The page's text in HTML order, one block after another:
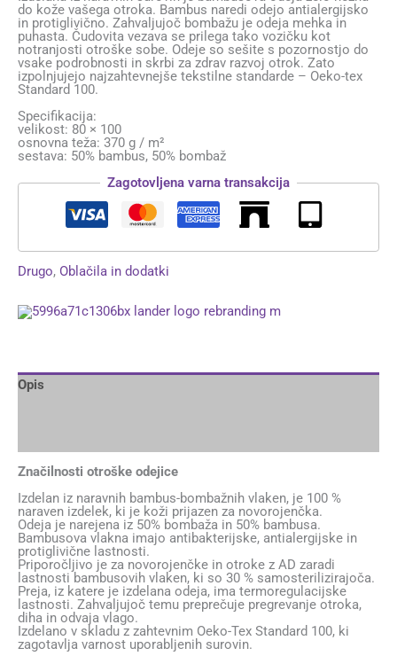
do kože vašega otroka. Bambus naredi odejo antialergijsko
in protiglivično. Zahvaljujoč bombažu je odeja mehka in
puhasta. Čudovita vezava se prilega tako vozičku kot
notranjosti otroške sobe. Odeje so sešite s pozornostjo do
vsake podrobnosti in skrbi za zdrav razvoj otrok. Zato
izpolnjujejo najzahtevnejše tekstilne standarde – Oeko-tex
Standard 100.
Specifikacija:
velikost: 80 × 100
osnovna teža: 370 g / m²
sestava: 50% bambus, 50% bombaž
Zagotovljena varna transakcija
Drugo, Oblačila in dodatki
Opis
Značilnosti otroške odejice
Izdelan iz naravnih bambus-bombažnih vlaken, je 100 %
naraven izdelek, ki je koži prijazen za novorojenčka.
Odeja je narejena iz 50% bombaža in 50% bambusa.
Bambusova vlakna imajo antibakterijske, antialergijske in
protiglivične lastnosti.
Priporočljivo je za novorojenčke in otroke z AD zaradi
lastnosti bambusovih vlaken, ki so 30 % samosterilizirajoča.
Preja, iz katere je izdelana odeja, ima termoregulacijske
lastnosti. Zahvaljujoč temu preprečuje pregrevanje otroka,
diha in odvaja vlago.
Izdelano v skladu z zahtevnim Oeko-Tex Standard 100, ki
zagotavlja varnost uporabljenih surovin.